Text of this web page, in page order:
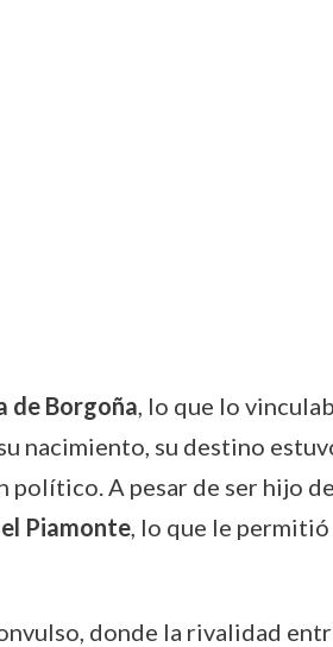
de Borgoña, lo que lo
nacimiento, su destino
A pesar de ser hijo
Piamonte, lo que le
donde la rivalidad